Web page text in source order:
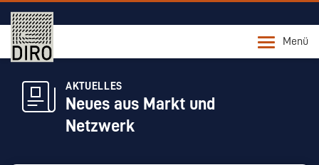
Menü
AKTUELLES
Neues aus Markt und
Netzwerk